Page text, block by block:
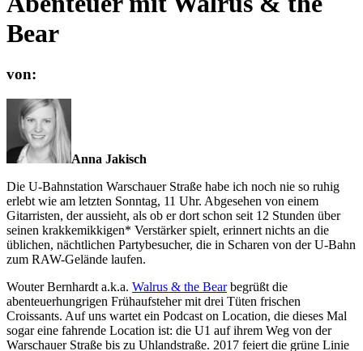
Bear
von:
Anna Jakisch
Die U-Bahnstation Warschauer Straße habe ich noch nie so ruhig
erlebt wie am letzten Sonntag, 11 Uhr. Abgesehen von einem
Gitarristen, der aussieht, als ob er dort schon seit 12 Stunden über
seinen krakkemikkigen* Verstärker spielt, erinnert nichts an die
üblichen, nächtlichen Partybesucher, die in Scharen von der U-Bahn
zum RAW-Gelände laufen.
Wouter Bernhardt a.k.a. Walrus & the Bearbegrüßt die
abenteuerhungrigen Frühaufsteher mit drei Tüten frischen
Croissants. Auf uns wartet ein Podcast on Location, die dieses Mal
sogar eine fahrende Location ist: die U1 auf ihrem Weg von der
Warschauer Straße bis zu Uhlandstraße. 2017 feiert die grüne Linie